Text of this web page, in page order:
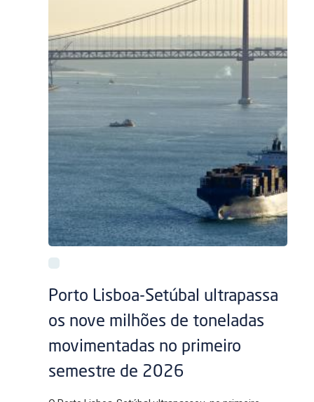
Porto Lisboa-Setúbal ultrapassa
os nove milhões de toneladas
movimentadas no primeiro
semestre de 2026